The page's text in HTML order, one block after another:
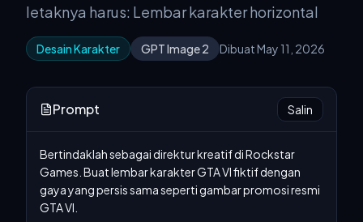
letaknya harus: Lembar karakter horizontal
Desain Karakter GPT Image 2 Dibuat May 11, 2026
Prompt Salin
Bertindaklah sebagai direktur kreatif di Rockstar
Games. Buat lembar karakter GTA VI fiktif dengan
gaya yang persis sama seperti gambar promosi resmi
GTA VI.